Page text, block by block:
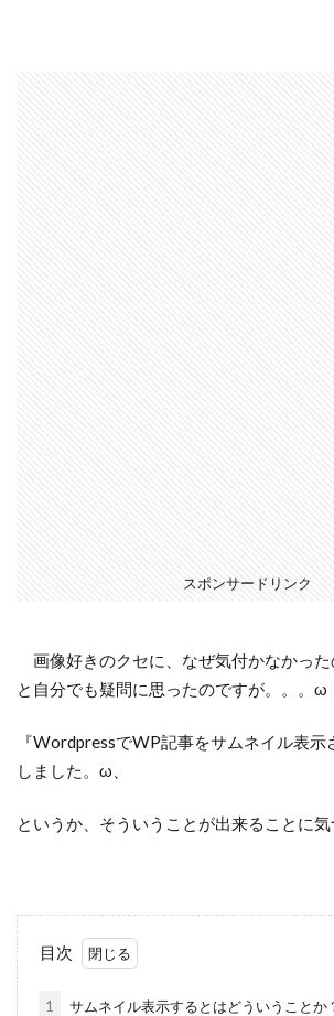
スポンサードリンク
画像好きのクセに、なぜ気付かなかった
と自分でも疑問に思ったのですが。。。ω
『WordpressでWP記事をサムネイル表示
しました。ω、
というか、そういうことが出来ることに
目次
1 サムネイル表示するとはどういうことか